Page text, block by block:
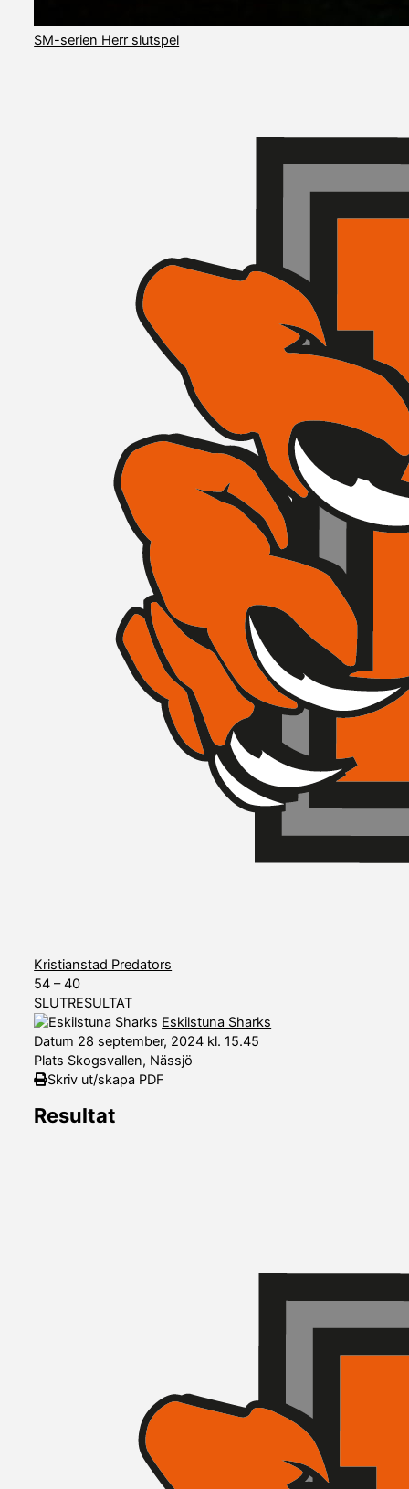
SM-serien Herr slutspel
Kristianstad Predators
54 – 40
SLUTRESULTAT
Eskilstuna Sharks
Datum 28 september, 2024 kl. 15.45
Plats Skogsvallen, Nässjö
Skriv ut/skapa PDF
Resultat